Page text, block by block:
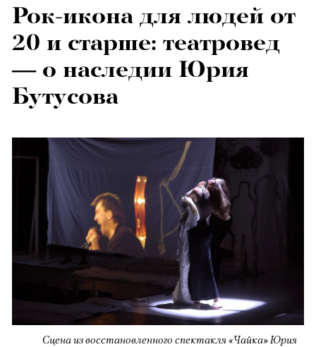
Рок-икона для людей от
20 и старше: театровед
— о наследии Юрия
Бутусова
Сцена из восстановленного спектакля «Чайка» Юрия